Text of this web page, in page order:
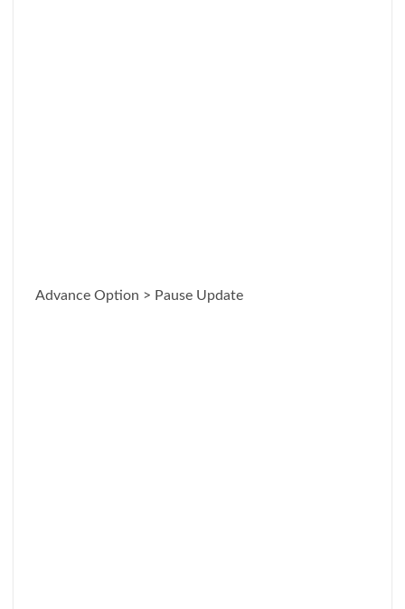
Advance Option > Pause Update